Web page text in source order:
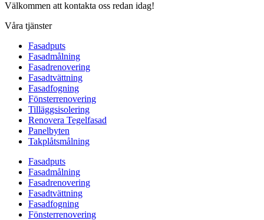
Välkommen att kontakta oss redan idag!
Våra tjänster
Fasadputs
Fasadmålning
Fasadrenovering
Fasadtvättning
Fasadfogning
Fönsterrenovering
Tilläggsisolering
Renovera Tegelfasad
Panelbyten
Takplåtsmålning
Fasadputs
Fasadmålning
Fasadrenovering
Fasadtvättning
Fasadfogning
Fönsterrenovering